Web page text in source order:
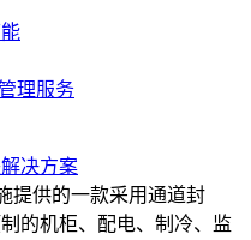
理服务
决方案
提供的一款采用通道封
的机柜、配电、制冷、监